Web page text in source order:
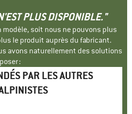
PLUS DISPONIBLE."
soit nous ne pouvons plus
le produit auprès du fabricant.
avons naturellement des solutions
:
PAR LES AUTRES